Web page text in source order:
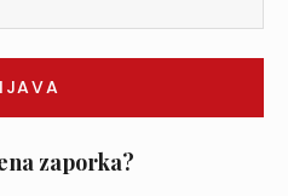
zaporka?